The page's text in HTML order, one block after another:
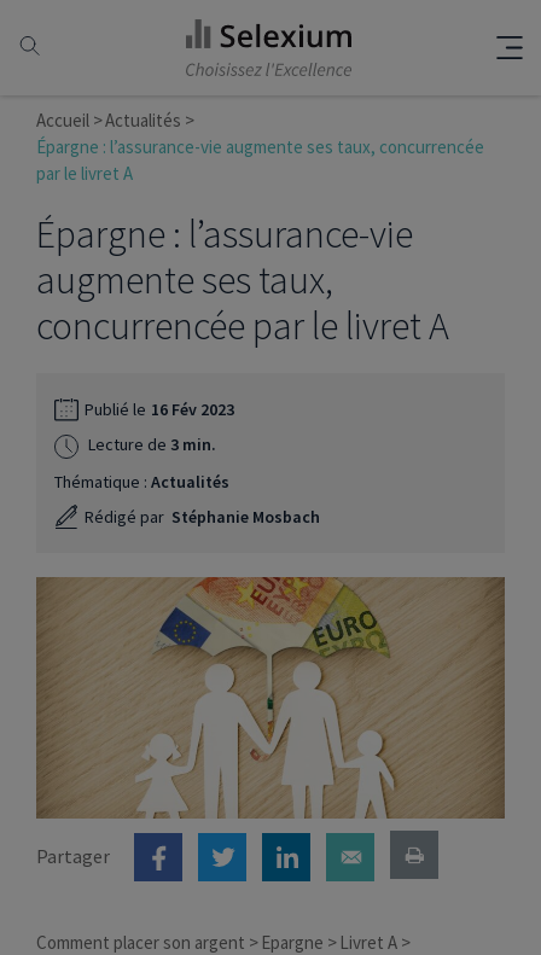
Accueil
Actualités
Épargne : l’assurance-vie augmente ses taux, concurrencée
par le livret A
Épargne : l’assurance-vie
augmente ses taux,
concurrencée par le livret A
Publié le 16 Fév 2023
Lecture de 3 min.
Thématique : Actualités
Rédigé par Stéphanie Mosbach
Partager
Comment placer son argent Epargne
Livret A